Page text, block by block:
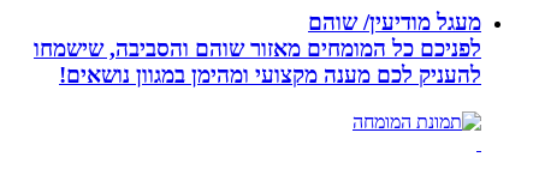
מעגל מודיעין/ שוהם
לפניכם כל המומחים מאזור שוהם והסביבה, שישמחו
להעניק לכם מענה מקצועי ומהימן במגוון נושאים!